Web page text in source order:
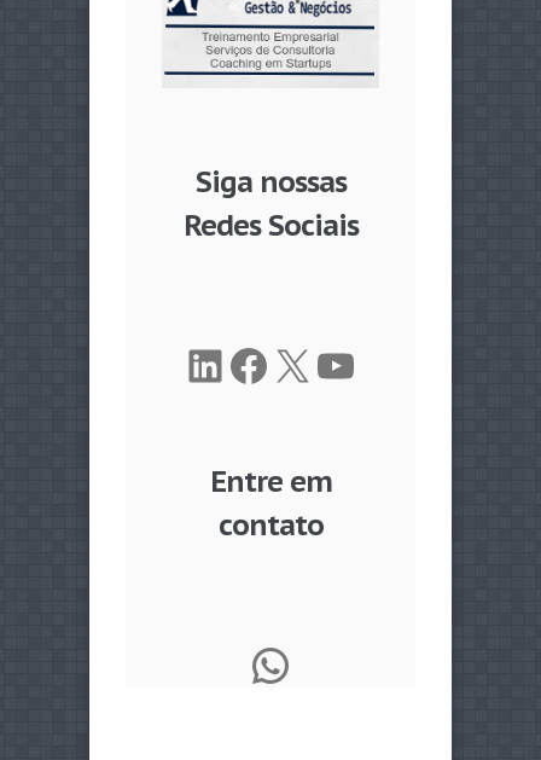
Siga nossas
Redes Sociais
LinkedIn
Facebook
X Youtube
Entre em
contato
WhatsApp